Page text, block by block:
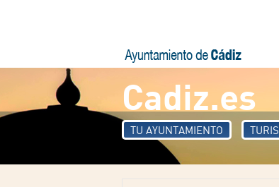
Cadiz.es
TU AYUNTAMIENTO